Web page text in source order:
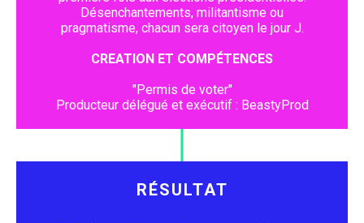
Désenchantements, militantisme ou
pragmatisme, chacun sera citoyen le jour J.
CREATION ET COMPÉTENCES
"Permis de voter"
Producteur délégué et exécutif : BeastyProd
RÉSULTAT